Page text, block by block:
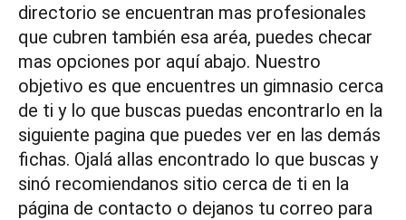
directorio se encuentran mas profesionales
que cubren también esa aréa, puedes checar
mas opciones por aquí abajo. Nuestro
objetivo es que encuentres un gimnasio cerca
de ti y lo que buscas puedas encontrarlo en la
siguiente pagina que puedes ver en las demás
fichas. Ojalá allas encontrado lo que buscas y
sinó recomiendanos sitio cerca de ti en la
página de contacto o dejanos tu correo para